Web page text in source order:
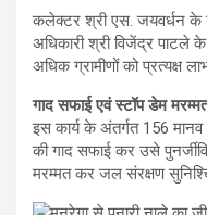
कलेक्टर श्री एस. जयवर्धन के
अधिकारी श्री विजेंद्र पाटले
अधिक ग्रामीणों को प्रत्यक्ष
गाद सफाई एवं स्टॉप डेम
इस कार्य के अंतर्गत 156
की गाद सफाई कर उसे
मरम्मत कर जल संरक्षण